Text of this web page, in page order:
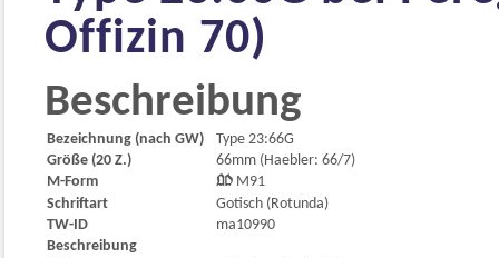
Offizin 70)
Beschreibung
Bezeichnung (nach GW)
Type 23:66G
Größe (20 Z.)
66mm (Haebler: 66/7)
M-Form
 M91
Schriftart
Gotisch (Rotunda)
TW-ID
ma10990
Beschreibung